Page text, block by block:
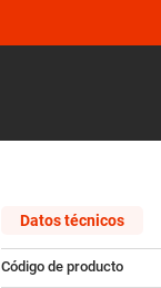
Datos técnicos
Código de producto